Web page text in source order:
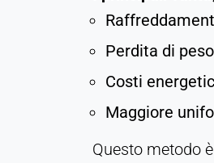
Perdita di
Costi
Maggiore
Questo metodo
Provider:
Statistica
Cookie
Sessione